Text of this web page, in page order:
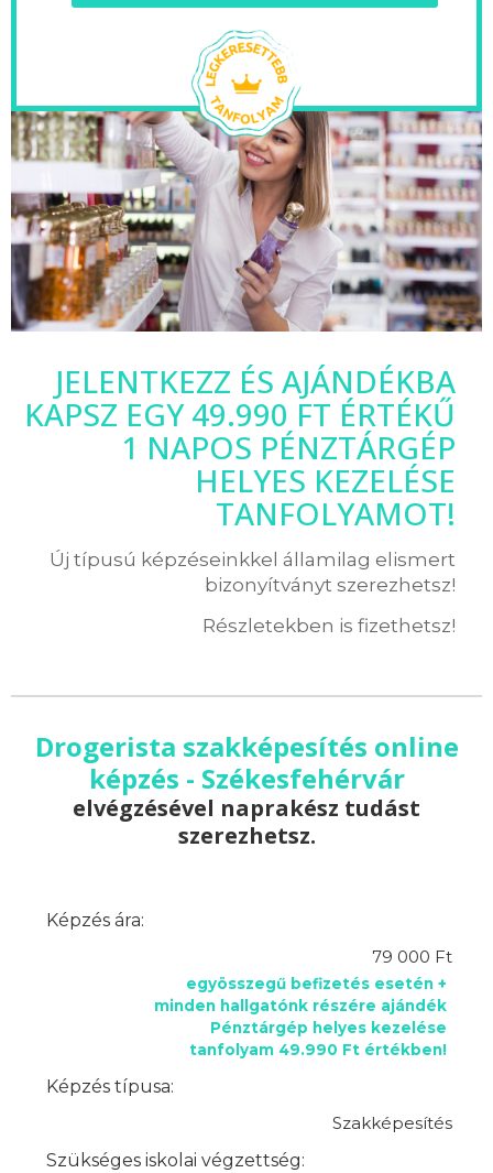
JELENTKEZZ ÉS AJÁNDÉKBA
KAPSZ EGY 49.990 FT ÉRTÉKŰ
1 NAPOS PÉNZTÁRGÉP
HELYES KEZELÉSE
TANFOLYAMOT!
Új típusú képzéseinkkel államilag elismert
bizonyítványt szerezhetsz!
Részletekben is fizethetsz!
Drogerista szakképesítés online
képzés - Székesfehérvár
elvégzésével naprakész tudást
szerezhetsz.
Képzés ára:
79 000 Ft
egyösszegű befizetés esetén +
minden hallgatónk részére ajándék
Pénztárgép helyes kezelése
tanfolyam 49.990 Ft értékben!
Képzés típusa:
Szakképesítés
Szükséges iskolai végzettség: